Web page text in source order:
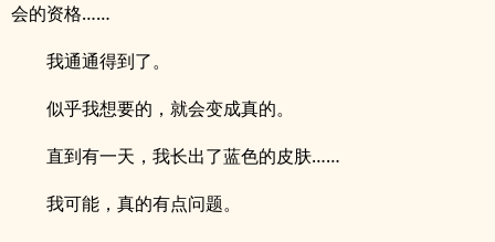
会的资格……
我通通得到了。
似乎我想要的，就会变成真的。
直到有一天，我长出了蓝色的皮肤……
我可能，真的有点问题。